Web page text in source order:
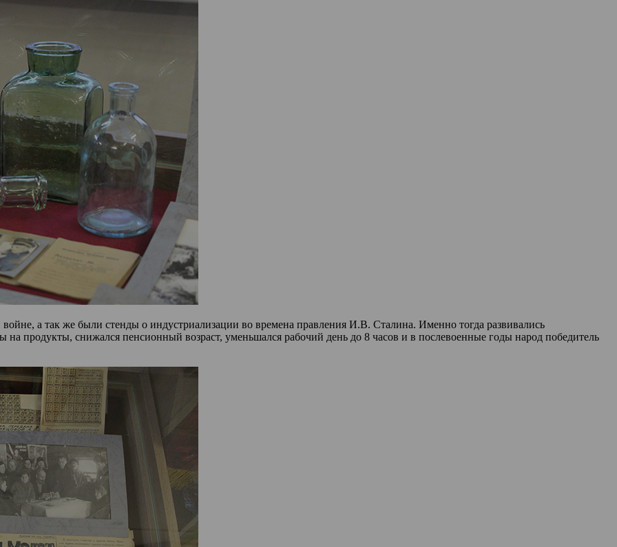
а так же были стенды о индустриализации во времена правления И.В. Сталина. Именно тогда развивались
продукты, снижался пенсионный возраст, уменьшался рабочий день до 8 часов и в послевоенные годы народ победитель